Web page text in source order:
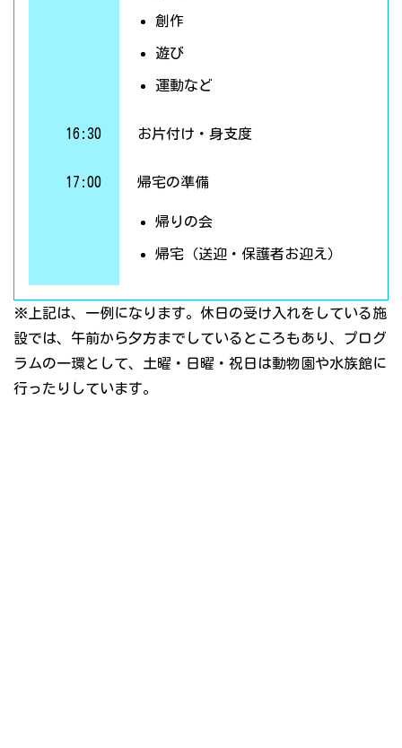
創作
遊び
運動など
16:30 お片付け・身支度
17:00 帰宅の準備
帰りの会
帰宅（送迎・保護者お迎え）
※上記は、一例になります。休日の受け入れをしている施
設では、午前から夕方までしているところもあり、プログ
ラムの一環として、土曜・日曜・祝日は動物園や水族館に
行ったりしています。